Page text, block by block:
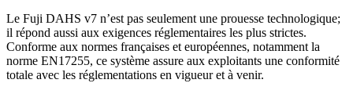
Le Fuji DAHS v7 n’est pas seulement une prouesse technologique;
il répond aussi aux exigences réglementaires les plus strictes.
Conforme aux normes françaises et européennes, notamment la
norme EN17255, ce système assure aux exploitants une conformité
totale avec les réglementations en vigueur et à venir.